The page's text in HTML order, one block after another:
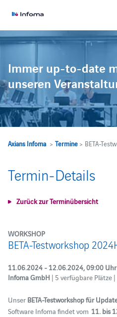
Immer up-to-date
unseren
Axians Infoma> Termine> BETA-
Termin-Details
Zurück zur Terminübersicht
WORKSHOP
BETA-Testworkshop
11.06.2024 - 12.06.2024, 09:00 Uhr
Infoma GmbH | 5 verfügbare Plätze
Unser BETA-Testworkshop für
Software Infoma findet vom 11. bis